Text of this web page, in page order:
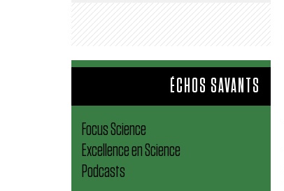
ÉCHOS SAVANTS
Focus Science
Excellence en Science
Podcasts